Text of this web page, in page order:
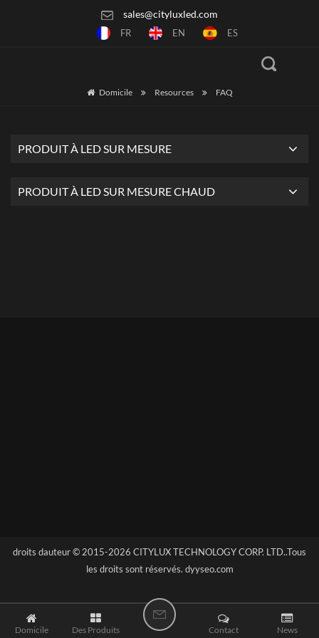
sales@cityluxled.com
FR EN ES
Domicile Resources FAQ
PRODUIT À LED SUR MESURE
PRODUIT À LED SUR MESURE CHAUD
droits dauteur © 2015-2026 CITYLUX TECHNOLOGY CORP. LTD..Tous
les droits sont réservés. dyyseo.com
Domicile Des Produits News
Contact